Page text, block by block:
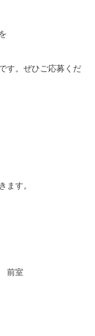
す。ぜひご応募くだ
ます。
前室